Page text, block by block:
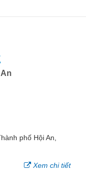
phố Hội An,
Xem chi tiết